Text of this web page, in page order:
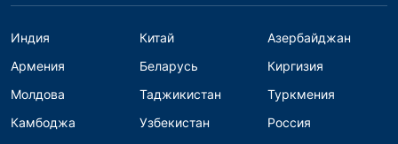
Индия Китай
Азербайджан
Армения
Беларусь
Киргизия
Молдова
Таджикистан
Туркмения
Камбоджа
Узбекистан
Россия